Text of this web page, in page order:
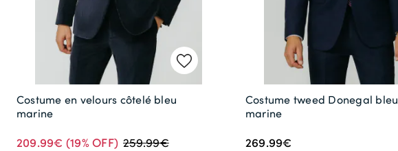
Costume en velours côtelé bleu
marine
209.99€ (19% OFF) 259.99€
Costume tweed Donegal bleu
marine
269.99€